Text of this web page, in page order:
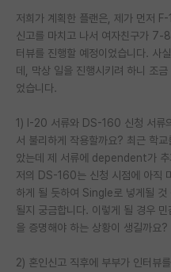
학부 인턴 게시판
취업 게시판
임용 후기 게시판
인문사회 계열 게시판
특수/전문대학원 게시판
반도체/AI 게시판
저희가 계획한 플랜은, 제가 먼저
신고를 마치고 나서 여자친구가 7-
터뷰를 진행할 예정이었습니다. 사
데, 막상 일을 진행시키려 하니 조
었습니다.
1) I-20 서류와 DS-160 신청 서류
서 불리하게 작용할까요? 최근 학
았는데 제 서류에 dependent가 추
저의 DS-160는 신청 시점에 아직
하게 될 듯하여 Single로 넣게될 것
될지 궁금합니다. 이렇게 될 경우
을 증명해야 하는 상황이 생길까요?
2) 혼인신고 직후에 부부가 인터뷰